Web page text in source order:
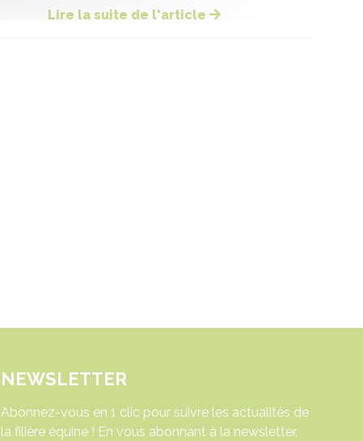
Lire la suite de l'article
NEWSLETTER
Abonnez-vous en 1 clic pour suivre les actualités de
la filière équine ! En vous abonnant à la newsletter,